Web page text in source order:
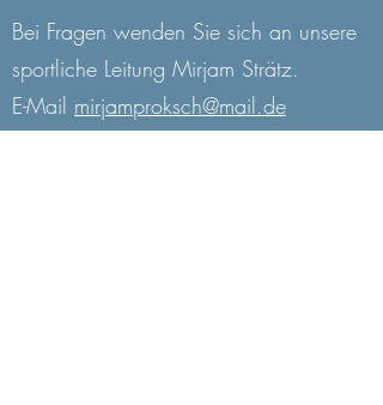
Bei Fragen wenden Sie sich an unsere
sportliche Leitung Mirjam Strätz.
E-Mail mirjamproksch@mail.de